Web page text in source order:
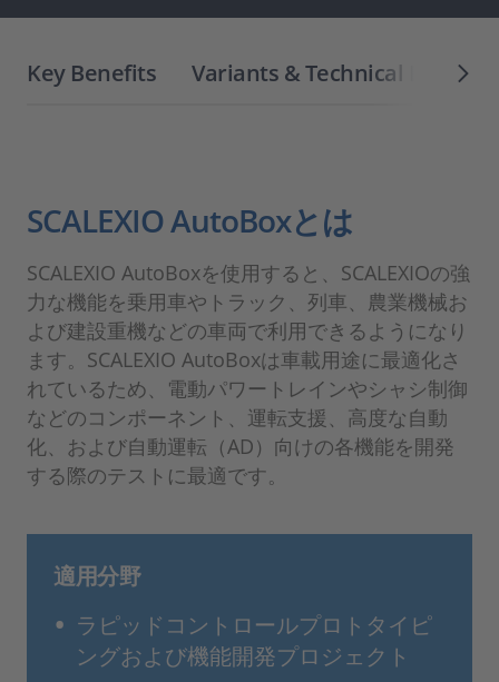
Key Benefits Variants & Technical Details
SCALEXIO AutoBoxとは
SCALEXIO AutoBoxを使用すると、SCALEXIOの強
力な機能を乗用車やトラック、列車、農業機械お
よび建設重機などの車両で利用できるようになり
ます。SCALEXIO AutoBoxは車載用途に最適化さ
れているため、電動パワートレインやシャシ制御
などのコンポーネント、運転支援、高度な自動
化、および自動運転（AD）向けの各機能を開発
する際のテストに最適です。
適用分野
ラピッドコントロールプロトタイピ
ングおよび機能開発プロジェクト